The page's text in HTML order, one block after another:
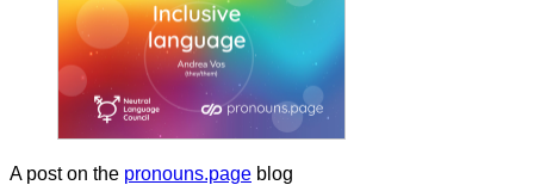
A post on the pronouns.page blog